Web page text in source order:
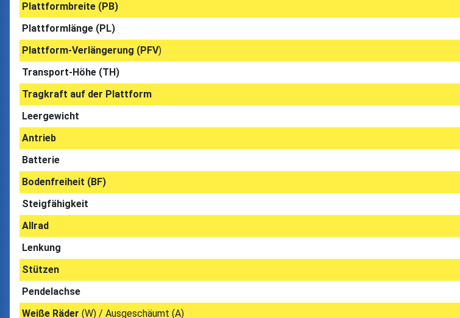
Plattformbreite (PB)
Plattformlänge (PL)
Plattform-Verlängerung (PFV)
Transport-Höhe (TH)
Tragkraft auf der Plattform
Leergewicht
Antrieb
Batterie
Bodenfreiheit (BF)
Steigfähigkeit
Allrad
Lenkung
Stützen
Pendelachse
Weiße Räder (W) / Ausgeschäumt (A)